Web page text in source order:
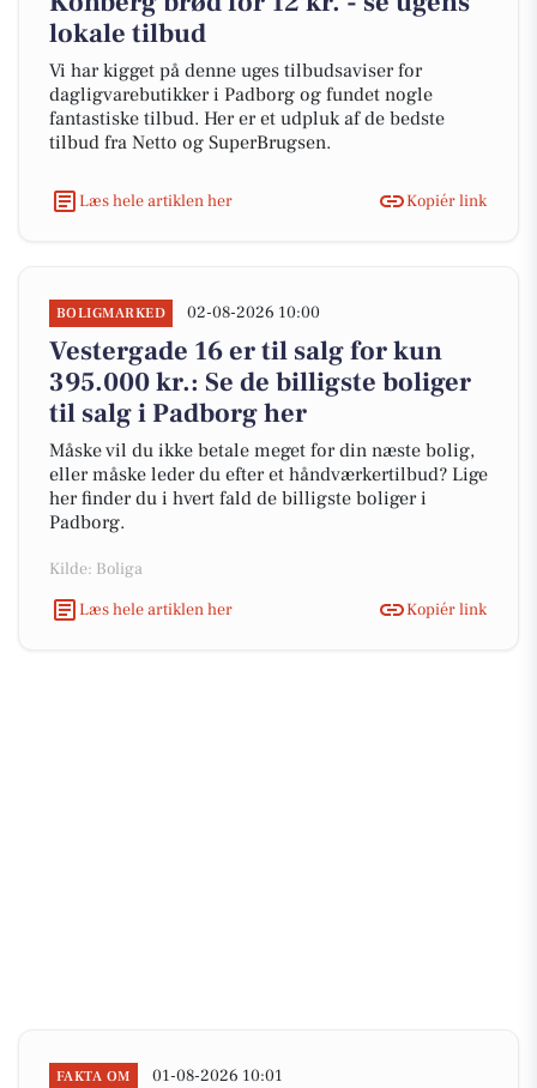
lokale tilbud
Vi har kigget på denne uges tilbudsaviser for
dagligvarebutikker i Padborg og fundet nogle
fantastiske tilbud. Her er et udpluk af de bedste
tilbud fra Netto og SuperBrugsen.
Læs hele artiklen her Kopiér link
BOLIGMARKED 02-08-2026 10:00
Vestergade 16 er til salg for kun
395.000 kr.: Se de billigste boliger
til salg i Padborg her
Måske vil du ikke betale meget for din næste bolig,
eller måske leder du efter et håndværkertilbud? Lige
her finder du i hvert fald de billigste boliger i
Padborg.
Kilde: Boliga
Læs hele artiklen her
Kopiér link
FAKTA OM 01-08-2026 10:01